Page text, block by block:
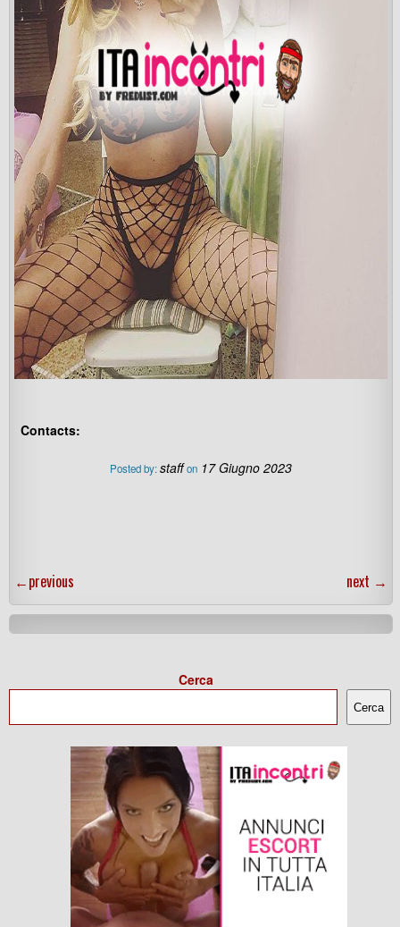
Contacts:
Posted by:staff on 17 Giugno 2023
←previous next →
Cerca
Cerca